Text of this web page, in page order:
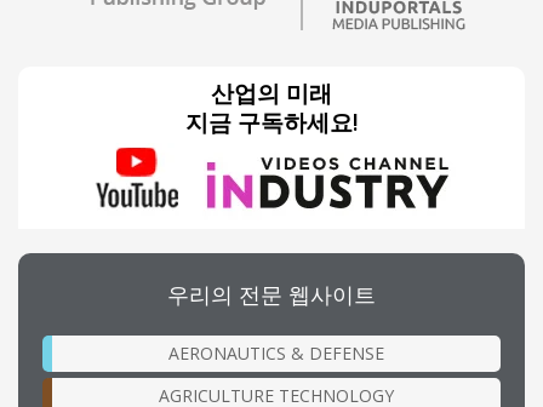
산업의 미래
지금 구독하세요!
우리의 전문 웹사이트
AERONAUTICS & DEFENSE
AGRICULTURE TECHNOLOGY